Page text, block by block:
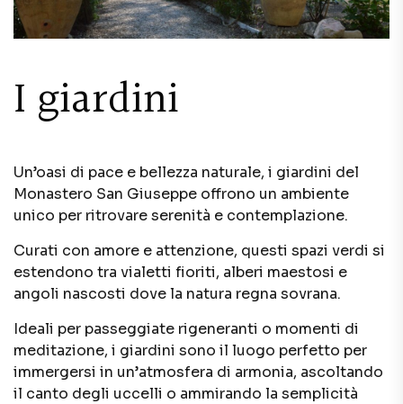
I giardini
Un’oasi di pace e bellezza naturale, i giardini del
Monastero San Giuseppe offrono un ambiente
unico per ritrovare serenità e contemplazione.
Curati con amore e attenzione, questi spazi verdi si
estendono tra vialetti fioriti, alberi maestosi e
angoli nascosti dove la natura regna sovrana.
Ideali per passeggiate rigeneranti o momenti di
meditazione, i giardini sono il luogo perfetto per
immergersi in un’atmosfera di armonia, ascoltando
il canto degli uccelli o ammirando la semplicità